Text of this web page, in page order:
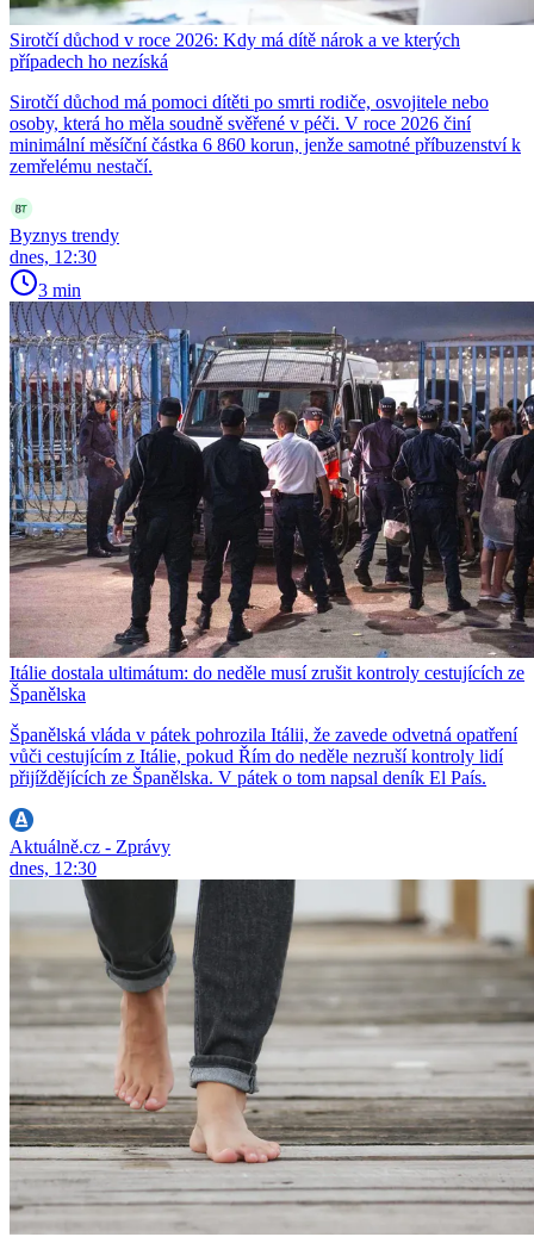
Sirotčí důchod v roce 2026: Kdy má dítě nárok a ve kterých
případech ho nezíská
Sirotčí důchod má pomoci dítěti po smrti rodiče, osvojitele nebo
osoby, která ho měla soudně svěřené v péči. V roce 2026 činí
minimální měsíční částka 6 860 korun, jenže samotné příbuzenství k
zemřelému nestačí.
Byznys trendy
dnes, 12:30
3 min
Itálie dostala ultimátum: do neděle musí zrušit kontroly cestujících ze
Španělska
Španělská vláda v pátek pohrozila Itálii, že zavede odvetná opatření
vůči cestujícím z Itálie, pokud Řím do neděle nezruší kontroly lidí
přijíždějících ze Španělska. V pátek o tom napsal deník El País.
Aktuálně.cz - Zprávy
dnes, 12:30